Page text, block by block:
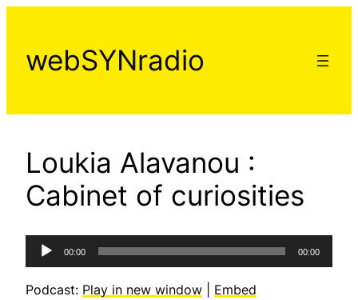
contenu
webSYNradio
Loukia Alavanou :
Cabinet of curiosities
Lecteur
audio
00:00 00:00
Podcast: Play in new window Embed